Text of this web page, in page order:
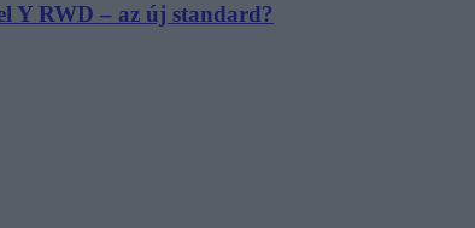
Y RWD – az új standard?